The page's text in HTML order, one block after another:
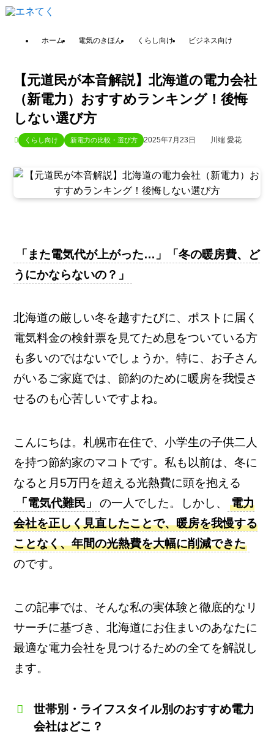
ホーム 電気のきほん くらし向け ビジネス向け
【元道民が本音解説】北海道の電力会社
（新電力）おすすめランキング！後悔
しない選び方
くらし向け 新電力の比較・選び方 2025年7月23日 川端 愛花
「また電気代が上がった…」「冬の暖房費、ど
うにかならないの？」
北海道の厳しい冬を越すたびに、ポストに届く
電気料金の検針票を見てため息をついている方
も多いのではないでしょうか。特に、お子さん
がいるご家庭では、節約のために暖房を我慢さ
せるのも心苦しいですよね。
こんにちは。札幌市在住で、小学生の子供二人
を持つ節約家のマコトです。私も以前は、冬に
なると月5万円を超える光熱費に頭を抱える
「電気代難民」
の一人でした。しかし、
電力
会社を正しく見直したことで、暖房を我慢する
ことなく、年間の光熱費を大幅に削減できた
のです。
この記事では、そんな私の実体験と徹底的なリ
サーチに基づき、北海道にお住まいのあなたに
最適な電力会社を見つけるための全てを解説し
ます。
世帯別・ライフスタイル別のおすすめ電力
会社はどこ？